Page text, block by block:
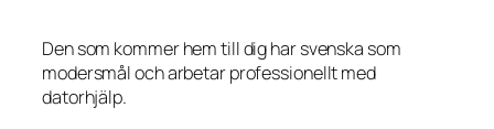
Den som kommer hem till dig har svenska som
modersmål och arbetar professionellt med
datorhjälp.